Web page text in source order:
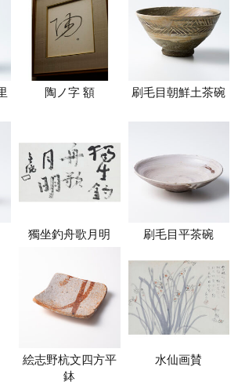
陶ノ字 額 刷毛目朝鮮土茶碗
獨坐釣舟歌月明 刷毛目平茶碗
絵志野杭文四方平
鉢
水仙画賛